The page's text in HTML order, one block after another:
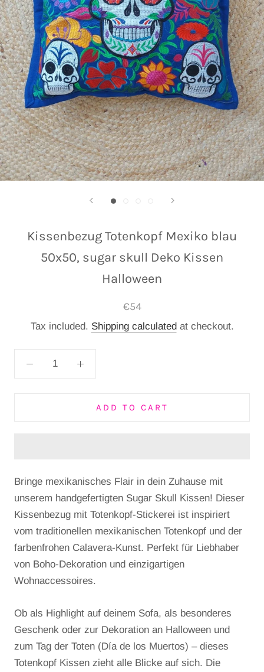
Kissenbezug Totenkopf Mexiko blau
50x50, sugar skull Deko Kissen
Halloween
€54
Tax included. Shipping calculatedat checkout.
ADD TO CART
Bringe mexikanisches Flair in dein Zuhause mit
unserem handgefertigten Sugar Skull Kissen! Dieser
Kissenbezug mit Totenkopf-Stickerei ist inspiriert
vom traditionellen mexikanischen Totenkopf und der
farbenfrohen Calavera-Kunst. Perfekt für Liebhaber
von Boho-Dekoration und einzigartigen
Wohnaccessoires.
Ob als Highlight auf deinem Sofa, als besonderes
Geschenk oder zur Dekoration an Halloween und
zum Tag der Toten (Día de los Muertos) – dieses
Totenkopf Kissen zieht alle Blicke auf sich. Die